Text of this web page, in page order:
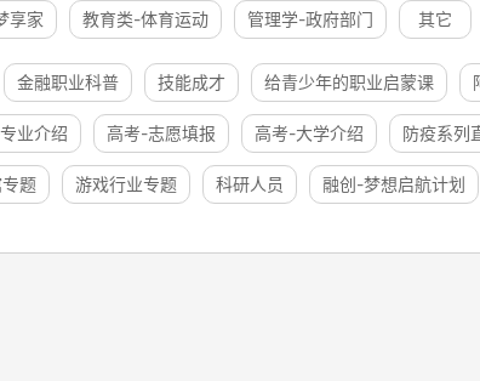
享家 教育类-体育运动 管理学-政府部门 其它
金融职业科普 技能成才 给青少年的职业启蒙课
业介绍 高考-志愿填报 高考-大学介绍 防疫系列
题 游戏行业专题 科研人员 融创-梦想启航计划